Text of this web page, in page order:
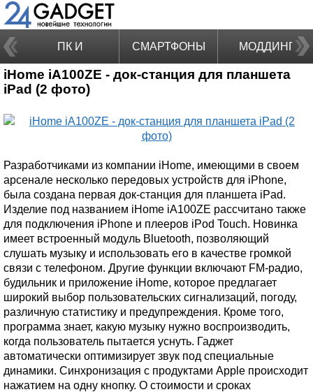
ПК И
НОУТБУКИ
СМАРТФОНЫ МОДДИНГ
iHome iA100ZE - док-станция для планшета
iPad (2 фото)
Разработчиками из компании iHome, имеющими в своем
арсенале несколько передовых устройств для iPhone,
была создана первая док-станция для планшета iPad.
Изделие под названием iHome iA100ZE рассчитано также
для подключения iPhone и плееров iPod Touch. Новинка
имеет встроенный модуль Bluetooth, позволяющий
слушать музыку и использовать его в качестве громкой
связи с телефоном. Другие функции включают FM-радио,
будильник и приложение iHome, которое предлагает
широкий выбор пользовательских сигнализаций, погоду,
различную статистику и предупреждения. Кроме того,
программа знает, какую музыку нужно воспроизводить,
когда пользователь пытается уснуть. Гаджет
автоматически оптимизирует звук под специальные
динамики. Синхронизация с продуктами Apple происходит
нажатием на одну кнопку. О стоимости и сроках